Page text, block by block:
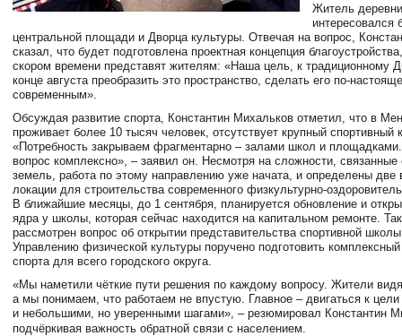
Житель
интересовался
центральной площади и Дворца культуры. Отвечая на вопрос,
сказал, что будет подготовлена проектная концепция
скором времени представят жителям: «Наша цель, к традиционному
конце августа преобразить это пространство, сделать его по-
современным».
Обсуждая развитие спорта, Константин Михальков отметил, что в
проживает более 10 тысяч человек, отсутствует крупный спортивный
«Потребность закрываем фрагментарно – залами школ и
вопрос комплексно», – заявил он. Несмотря на сложности, связанные
земель, работа по этому направлению уже начата, и определены две
локации для строительства современного физкультурно-
В ближайшие месяцы, до 1 сентября, планируется обновление и
ядра у школы, которая сейчас находится на капитальном ремонте.
рассмотрен вопрос об открытии представительства спортивной
Управлению физической культуры поручено подготовить
спорта для всего городского округа.
«Мы наметили чёткие пути решения по каждому вопросу. Жители
а мы понимаем, что работаем не впустую. Главное – двигаться к цели
и небольшими, но уверенными шагами», – резюмировал Константин
подчёркивая важность обратной связи с населением.